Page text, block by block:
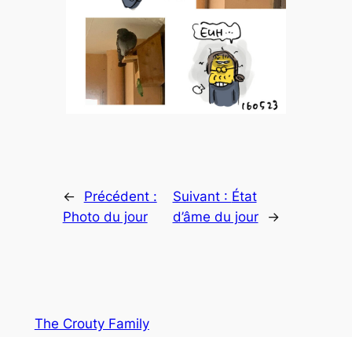
←
Précédent :
Photo du jour
Suivant : État
d’âme du jour
→
The Crouty Family